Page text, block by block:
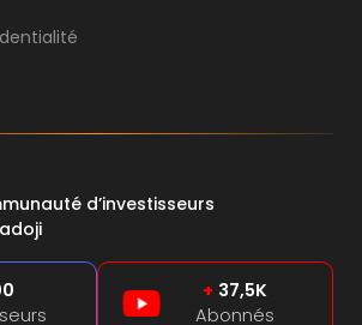
d’investisseurs
+ 37,5K
Abonnés